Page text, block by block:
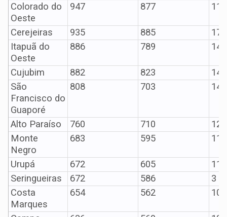
Colorado do
Oeste
947 877 11
Cerejeiras 935 885
17
Itapuã do
Oeste
886 789 14
Cujubim 882 823
14
São
Francisco do
Guaporé
808 703 14
Alto Paraíso 760 710
12
Monte
Negro
683 595 11
Urupá 672 605
11
Seringueiras
672 586
3
Costa
Marques
654 562 10